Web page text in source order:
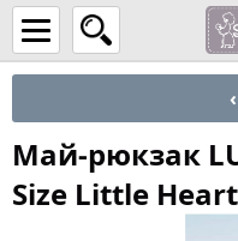
Май-рюкзак
Size Little